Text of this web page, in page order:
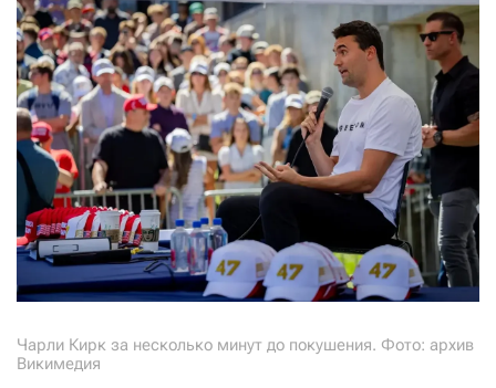
Чарли Кирк за несколько минут до покушения. Фото: архив
Викимедия